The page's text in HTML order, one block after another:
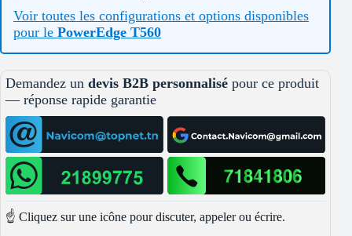
Voir toutes les configurations et options disponibles
pour le PowerEdge T560
Demandez un devis B2B personnalisé pour ce produit
— réponse rapide garantie
☝️ Cliquez sur une icône pour discuter, appeler ou écrire.